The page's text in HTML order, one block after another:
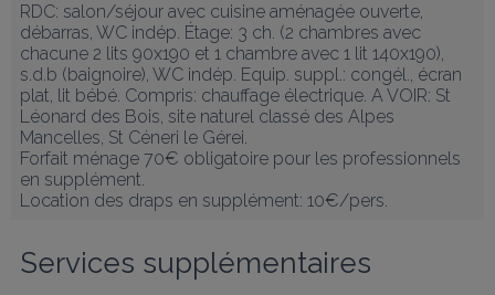
RDC: salon/séjour avec cuisine aménagée ouverte,
débarras, WC indép. Étage: 3 ch. (2 chambres avec
chacune 2 lits 90x190 et 1 chambre avec 1 lit 140x190),
s.d.b (baignoire), WC indép. Equip. suppl.: congél., écran
plat, lit bébé. Compris: chauffage électrique. A VOIR: St
Léonard des Bois, site naturel classé des Alpes
Mancelles, St Céneri le Gérei.
Forfait ménage 70€ obligatoire pour les professionnels
en supplément.
Location des draps en supplément: 10€/pers.
Services supplémentaires